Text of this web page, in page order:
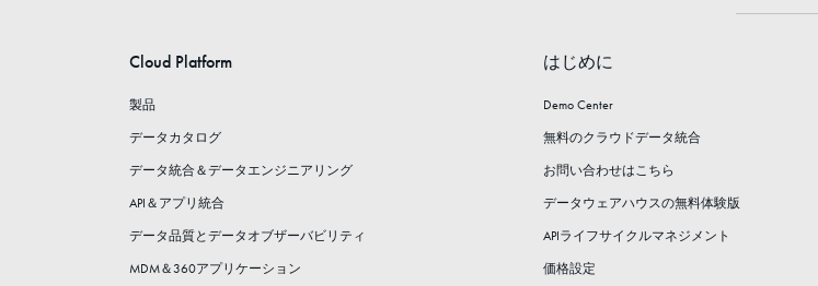
Cloud Platform
製品
データカタログ
データ統合＆データエンジニアリング
API＆アプリ統合
データ品質とデータオブザーバビリティ
MDM＆360アプリケーション
はじめに
Demo Center
無料のクラウドデータ統合
お問い合わせはこちら
データウェアハウスの無料体験版
APIライフサイクルマネジメント
価格設定